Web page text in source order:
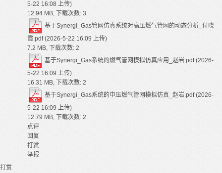
5-22 16:08 上传)
12.94 MB, 下载次数: 3
基于Synergi_Gas管网仿真系统对高压燃气管网的动态分析_付晓
霞.pdf (2026-5-22 16:09 上传)
7.2 MB, 下载次数: 2
基于Synergi_Gas系统的燃气管网模拟仿真应用_赵岩.pdf (2026-
5-22 16:09 上传)
16.31 MB, 下载次数: 2
基于Synergi_Gas系统的中压燃气管网模拟仿真_赵岩.pdf (2026-
5-22 16:09 上传)
12.79 MB, 下载次数: 2
点评
回复
打赏
举报
打赏